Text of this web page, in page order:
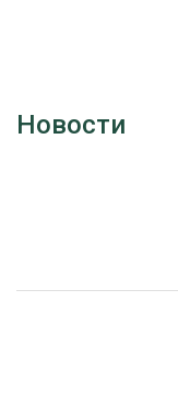
Новости